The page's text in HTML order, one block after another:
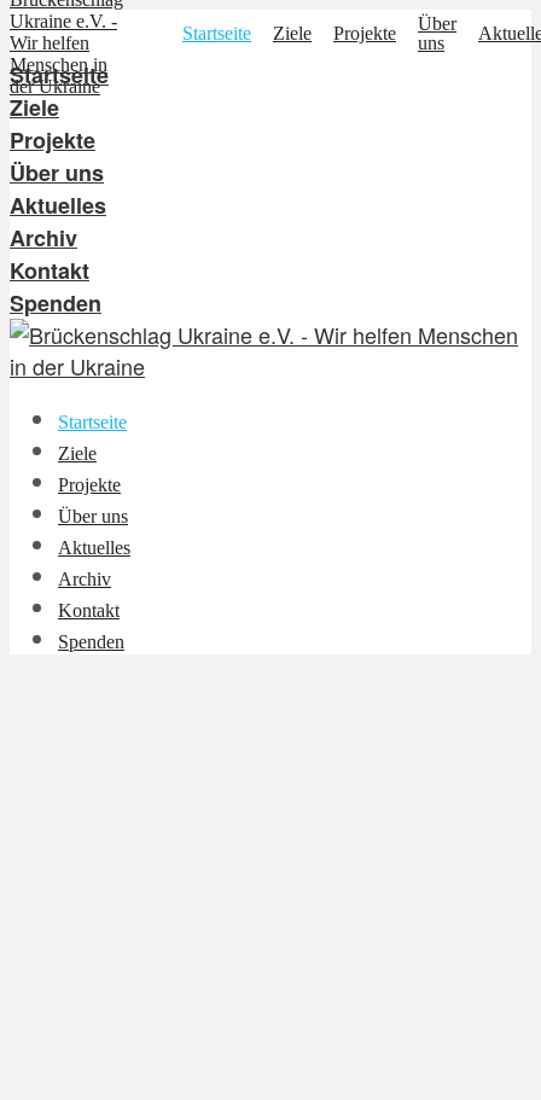
Startseite Ziele Projekte
Über
uns
Startseite
Ziele
Projekte
Über uns
Aktuelles
Archiv
Kontakt
Spenden
Startseite
Ziele
Projekte
Über uns
Aktuelles
Archiv
Kontakt
Spenden